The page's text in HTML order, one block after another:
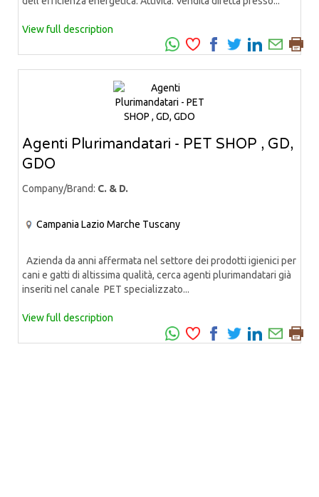
View full description
Agenti Plurimandatari - PET SHOP , GD,
GDO
Company/Brand: C. & D.
Campania Lazio Marche Tuscany
Azienda da anni affermata nel settore dei prodotti igienici per
cani e gatti di altissima qualità, cerca agenti plurimandatari già
inseriti nel canale PET specializzato...
View full description